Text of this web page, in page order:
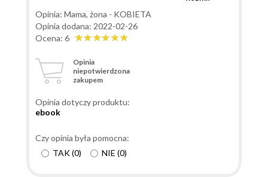
głowie. Nie zastaje nikogo. Kobieta została
uprowadzona, a on jest pewien, że zrobili to ludzie
Romano, że to ich zemsta. Ma świadomość, że jeśli
jednocześnie wie, że i tak ruszy jej na pomoc. Nie
widzi innej możliwości. Judith budzi się w dziwnym
porwana. Zmarznięta, obolała, przykuta do łańcuch,
pewna, że to już koniec. Na dodatek mężczyzna
zamierza się z nią zabawić i ani myśli przejmować się
Opinia: Mama, żona - KOBIETA
Opinia dodana: 2022-02-26
Ocena: 6
Opinia
niepotwierdzona
zakupem
Opinia dotyczy produktu:
ebook
Czy opinia była pomocna:
TAK(0) NIE (0)